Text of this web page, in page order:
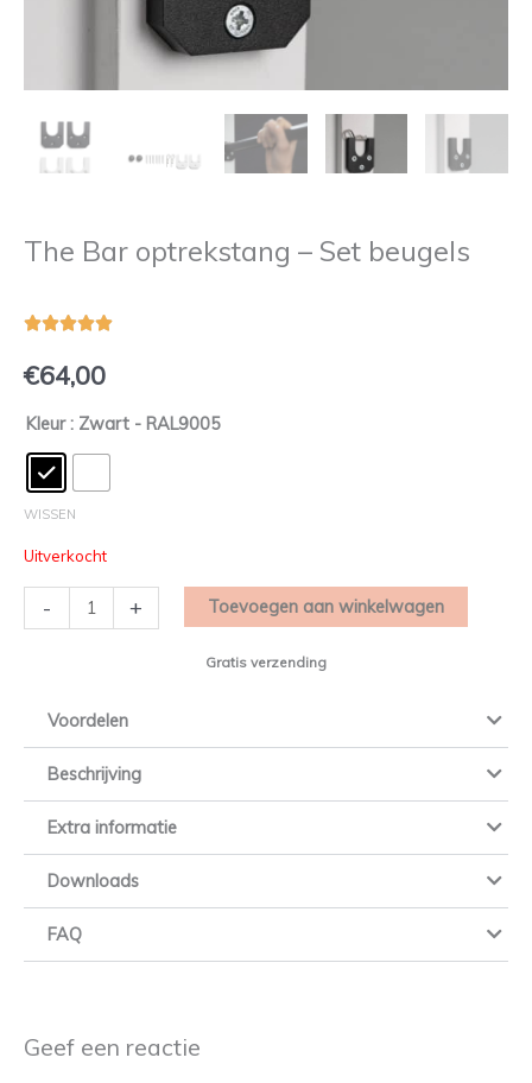
The Bar optrekstang – Set beugels
5/5
€64,00
Kleur : Zwart - RAL9005
WISSEN
Uitverkocht
-
The
Bar
optrekstang
-
Set
+ Toevoegen aan winkelwagen
Gratis verzending
Voordelen
Beschrijving
Extra informatie
Downloads
FAQ
Geef een reactie